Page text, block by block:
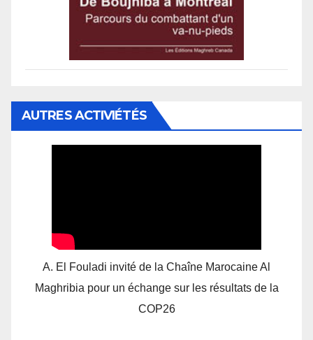
AUTRES ACTIVIÉTÉS
A. El Fouladi invité de la Chaîne Marocaine Al
Maghribia pour un échange sur les résultats de la
COP26